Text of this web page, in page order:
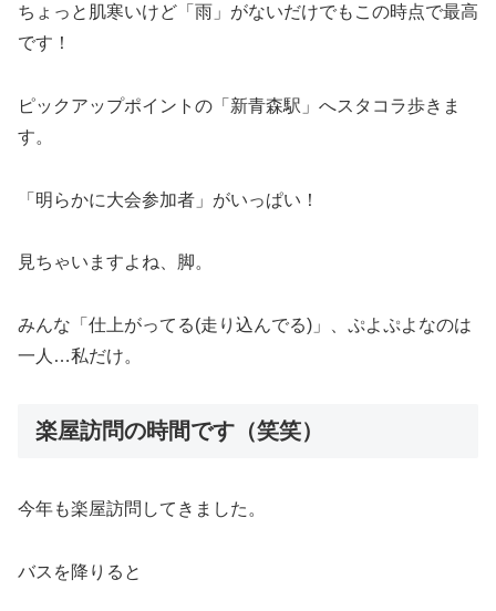
ちょっと肌寒いけど「雨」がないだけでもこの時点で最高
です！
ピックアップポイントの「新青森駅」へスタコラ歩きま
す。
「明らかに大会参加者」がいっぱい！
見ちゃいますよね、脚。
みんな「仕上がってる(走り込んでる)」、ぷよぷよなのは
一人…私だけ。
楽屋訪問の時間です（笑笑）
今年も楽屋訪問してきました。
バスを降りると